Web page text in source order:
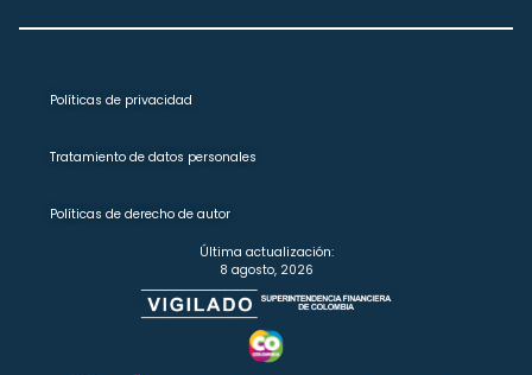
Políticas de privacidad
Tratamiento de datos personales
Políticas de derecho de autor
Última actualización:
8 agosto, 2026